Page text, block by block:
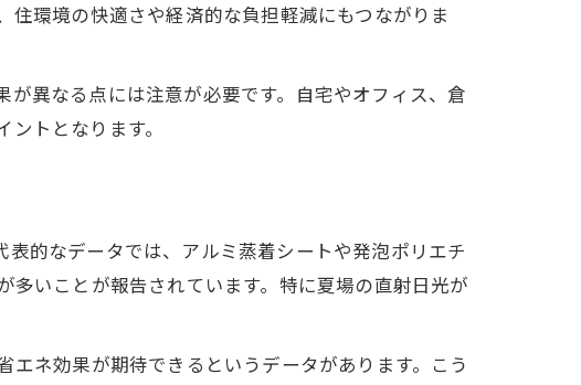
例
ト
環境の快適さや経済的な負担軽減にもつながりま
異なる点には注意が必要です。自宅やオフィス、倉
トとなります。
的なデータでは、アルミ蒸着シートや発泡ポリエチ
いことが報告されています。特に夏場の直射日光が
ネ効果が期待できるというデータがあります。こう